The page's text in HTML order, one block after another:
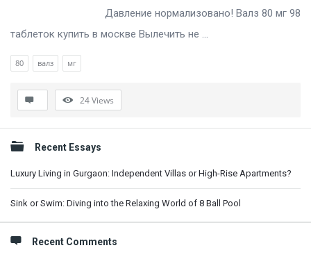
Давление нормализовано! Валз 80 мг 98
таблеток купить в москве Вылечить не ...
80 валз мг
24Views
Sidebar
Recent Essays
Luxury Living in Gurgaon: Independent Villas or High-Rise Apartments?
Sink or Swim: Diving into the Relaxing World of 8 Ball Pool
Recent Comments